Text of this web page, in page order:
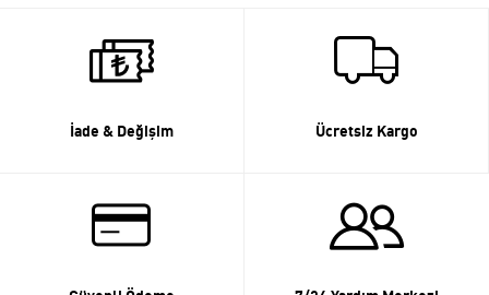
İade & Değişim Ücretsiz Kargo